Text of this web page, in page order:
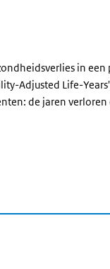
in
Adjusted Life-
de jaren